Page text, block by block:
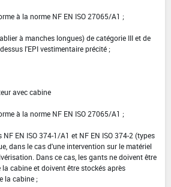
à la norme NF EN ISO 27065/A1 ;
à manches longues) de catégorie III et de
l'EPI vestimentaire précité ;
avec cabine
à la norme NF EN ISO 27065/A1 ;
EN ISO 374-1/A1 et NF EN ISO 374-2 (types
dans le cas d'une intervention sur le matériel
Dans ce cas, les gants ne doivent être
cabine et doivent être stockés après
la cabine ;